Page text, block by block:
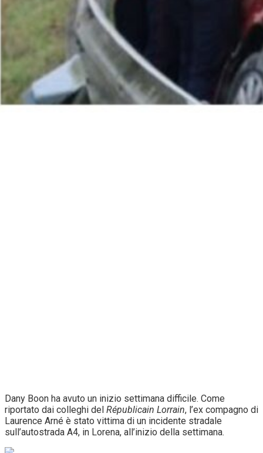
Dany Boon ha avuto un inizio settimana difficile. Come
riportato dai colleghi del Républicain Lorrain, l’ex compagno di
Laurence Arné è stato vittima di un incidente stradale
sull’autostrada A4, in Lorena, all’inizio della settimana.